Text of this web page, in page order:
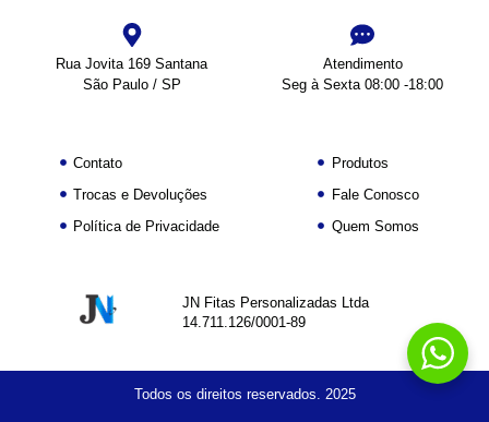
Rua Jovita 169 Santana
São Paulo / SP
Atendimento
Seg à Sexta 08:00 -18:00
Contato
Trocas e Devoluções
Política de Privacidade
Produtos
Fale Conosco
Quem Somos
JN Fitas Personalizadas Ltda
14.711.126/0001-89
Todos os direitos reservados. 2025